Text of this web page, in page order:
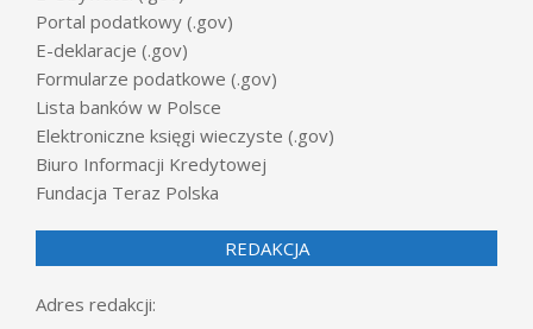
Portal podatkowy (.gov)
E-deklaracje (.gov)
Formularze podatkowe (.gov)
Lista banków w Polsce
Elektroniczne księgi wieczyste (.gov)
Biuro Informacji Kredytowej
Fundacja Teraz Polska
REDAKCJA
Adres redakcji: